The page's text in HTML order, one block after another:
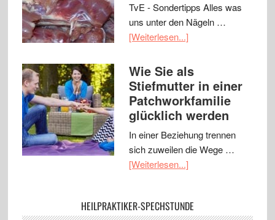
TvE - Sondertipps Alles was
uns unter den Nägeln …
[Weiterlesen...]
Wie Sie als
Stiefmutter in einer
Patchworkfamilie
glücklich werden
In einer Beziehung trennen
sich zuweilen die Wege …
[Weiterlesen...]
HEILPRAKTIKER-SPECHSTUNDE